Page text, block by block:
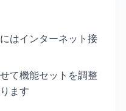
はインターネット接
て機能セットを調整
ます